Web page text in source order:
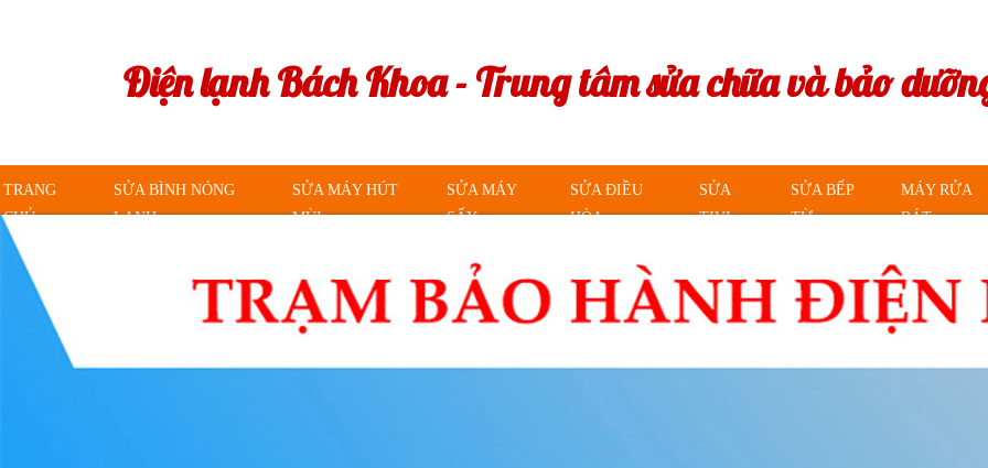
Điện lạnh Bách Khoa - Trung tâm sửa chữa và bảo
TRANG
CHỦ
SỬA BÌNH NÓNG
LẠNH
SỬA MÁY HÚT
MÙI
SỬA MÁY
SẤY
SỬA ĐIỀU
HÒA
SỬA
TIVI
SỬA BẾP
TỪ
MÁY RỬA
BÁT